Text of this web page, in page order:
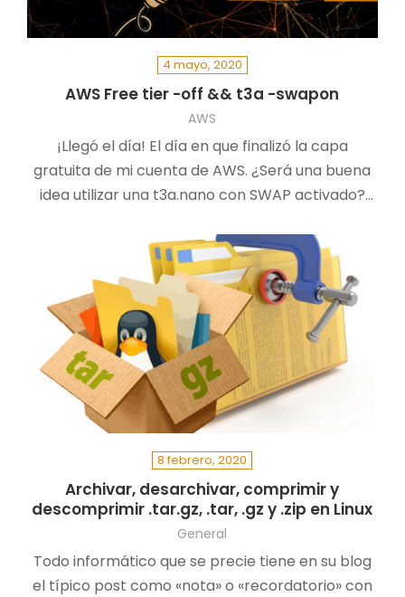
4 mayo, 2020
AWS Free tier -off && t3a -swapon
AWS
¡Llegó el día! El día en que finalizó la capa
gratuita de mi cuenta de AWS. ¿Será una buena
idea utilizar una t3a.nano con SWAP activado?
8 febrero, 2020
Archivar, desarchivar, comprimir y
descomprimir .tar.gz, .tar, .gz y .zip en Linux
General
Todo informático que se precie tiene en su blog
el típico post como «nota» o «recordatorio» con